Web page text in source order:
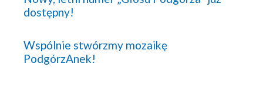
dostępny!
Wspólnie stwórzmy mozaikę
PodgórzAnek!